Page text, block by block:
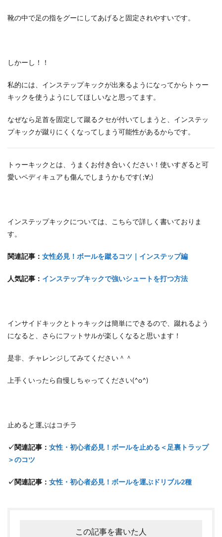
靴の中で足の指をグーにしてあげると固定されやすいです。
しかーし！！
私的には、インステップキックが出来るようになってからトゥー
キックを使うようにしてほしいなと思ってます。
なぜなら足首を固定して蹴るクセが付いてしまうと、インステッ
プキックが蹴りにくくなってしまう可能性があるからです。
トゥーキックとは、うまくお付き合いください！使いすぎると可
愛いペディキュアも傷んでしまうかもです( ;∀;)
インステップキックについては、こちらで詳しく書いておりま
す。
関連記事： 女性必見！ボールを蹴るコツ｜インステップ編
人気記事： インステップキックで強いシュートを打つ方法
インサイドキックとトゥキックは簡単にできるので、蹴れるよう
になると、さらにフットサルが楽しくなると思います！
是非、チャレンジしてみてください＾＾
上手くいったら自慢しちゃってください(^o^)
止めると運ぶはコチラ
✓関連記事： 女性・初心者必見！ボールを止める＜足裏トラップ
＞のコツ
✓関連記事： 女性・初心者必見！ボールを運ぶドリブル2種
この記事を書いた人